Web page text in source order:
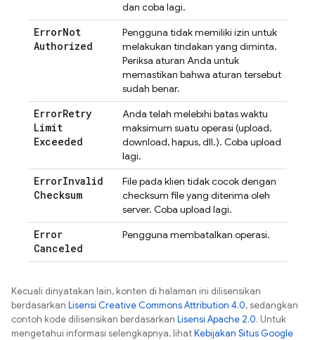
dan coba lagi.
ErrorNot
Authorized
Pengguna tidak memiliki izin untuk
melakukan tindakan yang diminta.
Periksa aturan Anda untuk
memastikan bahwa aturan tersebut
sudah benar.
ErrorRetry
Limit
Exceeded
Anda telah melebihi batas waktu
maksimum suatu operasi (upload,
download, hapus, dll.). Coba upload
lagi.
ErrorInvalid
Checksum
File pada klien tidak cocok dengan
checksum file yang diterima oleh
server. Coba upload lagi.
Error
Canceled
Pengguna membatalkan operasi.
Kecuali dinyatakan lain, konten di halaman ini dilisensikan
berdasarkan Lisensi Creative Commons Attribution 4.0, sedangkan
contoh kode dilisensikan berdasarkan Lisensi Apache 2.0. Untuk
mengetahui informasi selengkapnya, lihatKebijakan Situs Google